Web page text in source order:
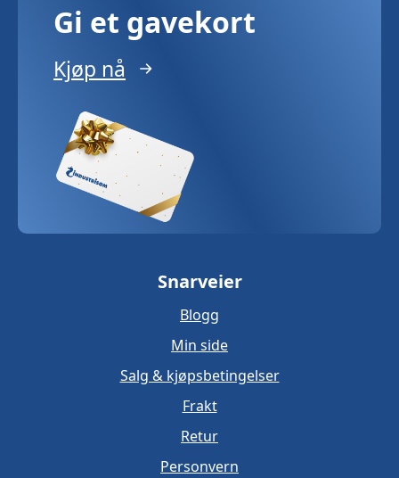
Gi et gavekort
Kjøp nå
Snarveier
Blogg
Min side
Salg & kjøpsbetingelser
Frakt
Retur
Personvern